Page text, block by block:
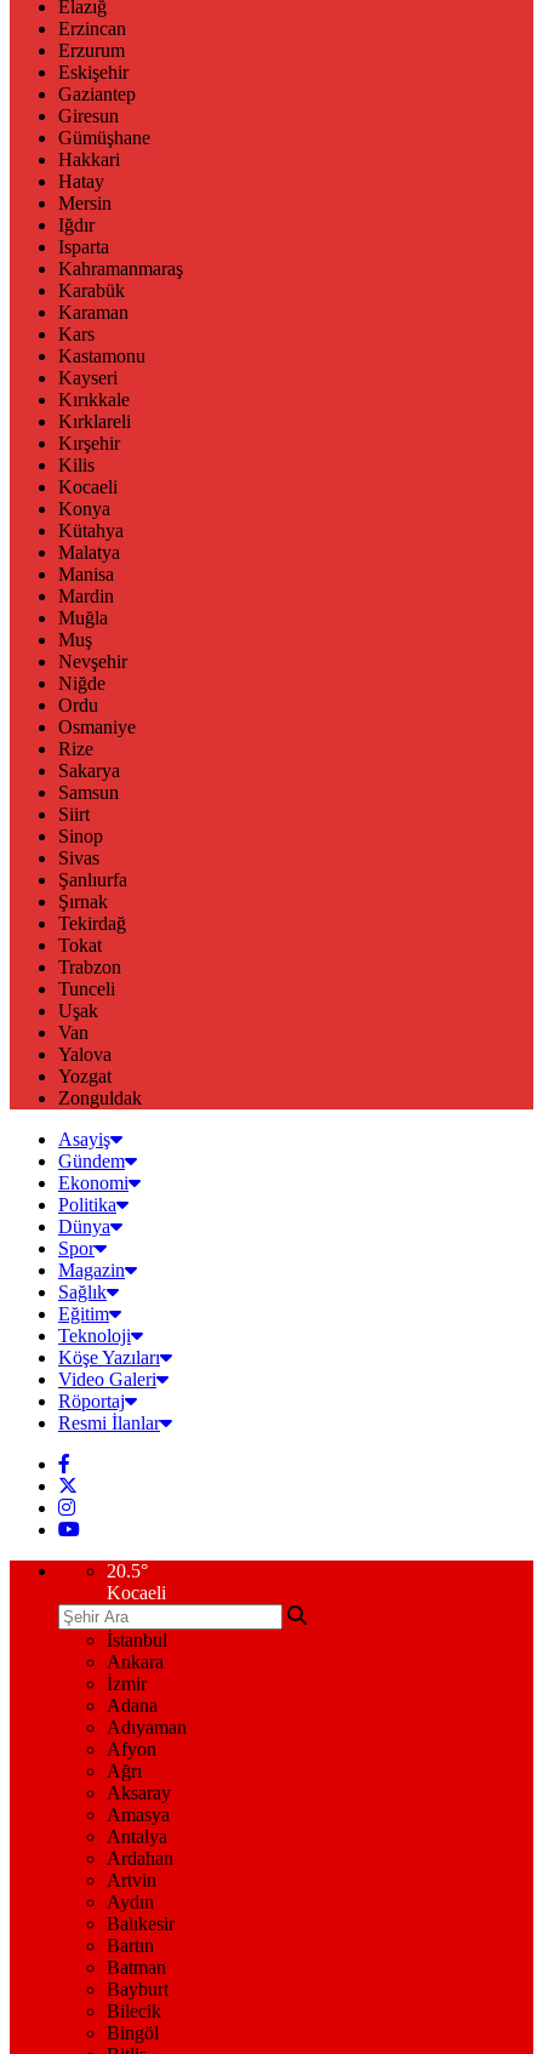
Elazığ
Erzincan
Erzurum
Eskişehir
Gaziantep
Giresun
Gümüşhane
Hakkari
Hatay
Mersin
Iğdır
Isparta
Kahramanmaraş
Karabük
Karaman
Kars
Kastamonu
Kayseri
Kırıkkale
Kırklareli
Kırşehir
Kilis
Kocaeli
Konya
Kütahya
Malatya
Manisa
Mardin
Muğla
Muş
Nevşehir
Niğde
Ordu
Osmaniye
Rize
Sakarya
Samsun
Siirt
Sinop
Sivas
Şanlıurfa
Şırnak
Tekirdağ
Tokat
Trabzon
Tunceli
Uşak
Van
Yalova
Yozgat
Zonguldak
Asayiş
Gündem
Ekonomi
Politika
Dünya
Spor
Magazin
Sağlık
Eğitim
Teknoloji
Köşe Yazıları
Video Galeri
Röportaj
Resmi İlanlar
20.5°
Kocaeli
İstanbul
Ankara
İzmir
Adana
Adıyaman
Afyon
Ağrı
Aksaray
Amasya
Antalya
Ardahan
Artvin
Aydın
Balıkesir
Bartın
Batman
Bayburt
Bilecik
Bingöl